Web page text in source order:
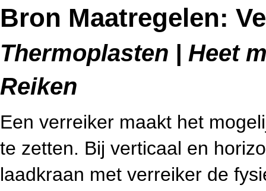
Bron Maatregelen:
Thermoplasten | Heet
Reiken
Een verreiker maakt het
te zetten. Bij verticaal en
laadkraan met verreiker de